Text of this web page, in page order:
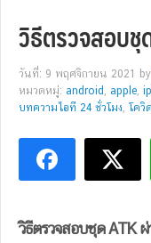
วิธีตรวจสอบชุ
วันที่: 9 พฤศจิกายน 2021 by
หมวดหมู่: android , apple,
บทความไอที 24 ชั่วโมง, โควิด
วิธีตรวจสอบชุด ATK ผ่